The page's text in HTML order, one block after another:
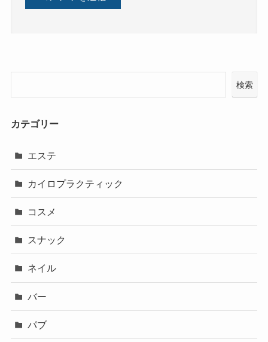
検索
カテゴリー
エステ
カイロプラクティック
コスメ
スナック
ネイル
バー
パブ